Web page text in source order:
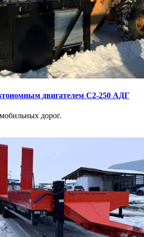
двигателем С2-250 АДГ
дорог.